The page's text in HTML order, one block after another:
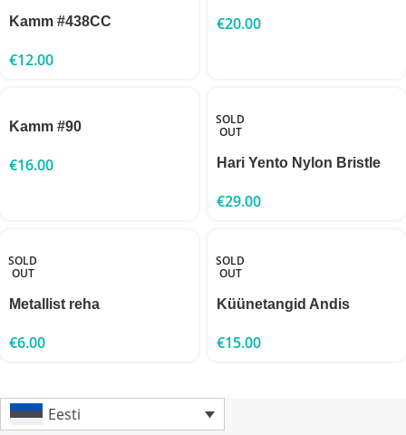
Kamm #438CC
€12.00
€20.00
Kamm #90
€16.00
SOLD
OUT
Hari Yento Nylon Bristle
€29.00
SOLD
OUT
Metallist reha
€6.00
SOLD
OUT
Küünetangid Andis
€15.00
Eesti